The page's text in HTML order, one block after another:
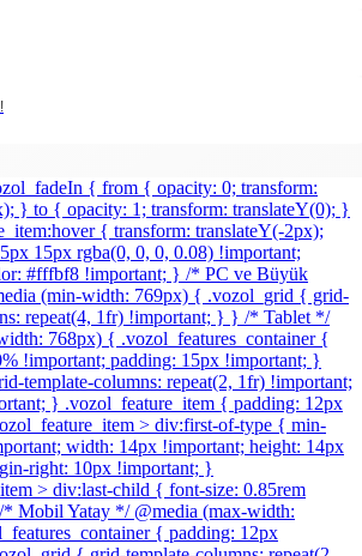
{ from { opacity: 0; transform:
} to { opacity: 1; transform: translateY(0); }
{ transform: translateY(-2px);
15px rgba(0, 0, 0, 0.08) !important;
#fffbf8 !important; } /* PC ve Büyük
(min-width: 769px) { .vozol_grid { grid-
repeat(4, 1fr) !important; } } /* Tablet */
768px) { .vozol_features_container {
!important; padding: 15px !important; }
template-columns: repeat(2, 1fr) !important;
} .vozol_feature_item { padding: 12px
> div:first-of-type { min-
width: 14px !important; height: 14px
right: 10px !important; }
> div:last-child { font-size: 0.85rem
Mobil Yatay */ @media (max-width:
{ padding: 12px